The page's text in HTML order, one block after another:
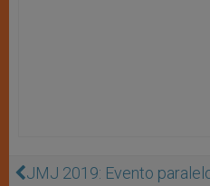
JMJ 2019: Evento